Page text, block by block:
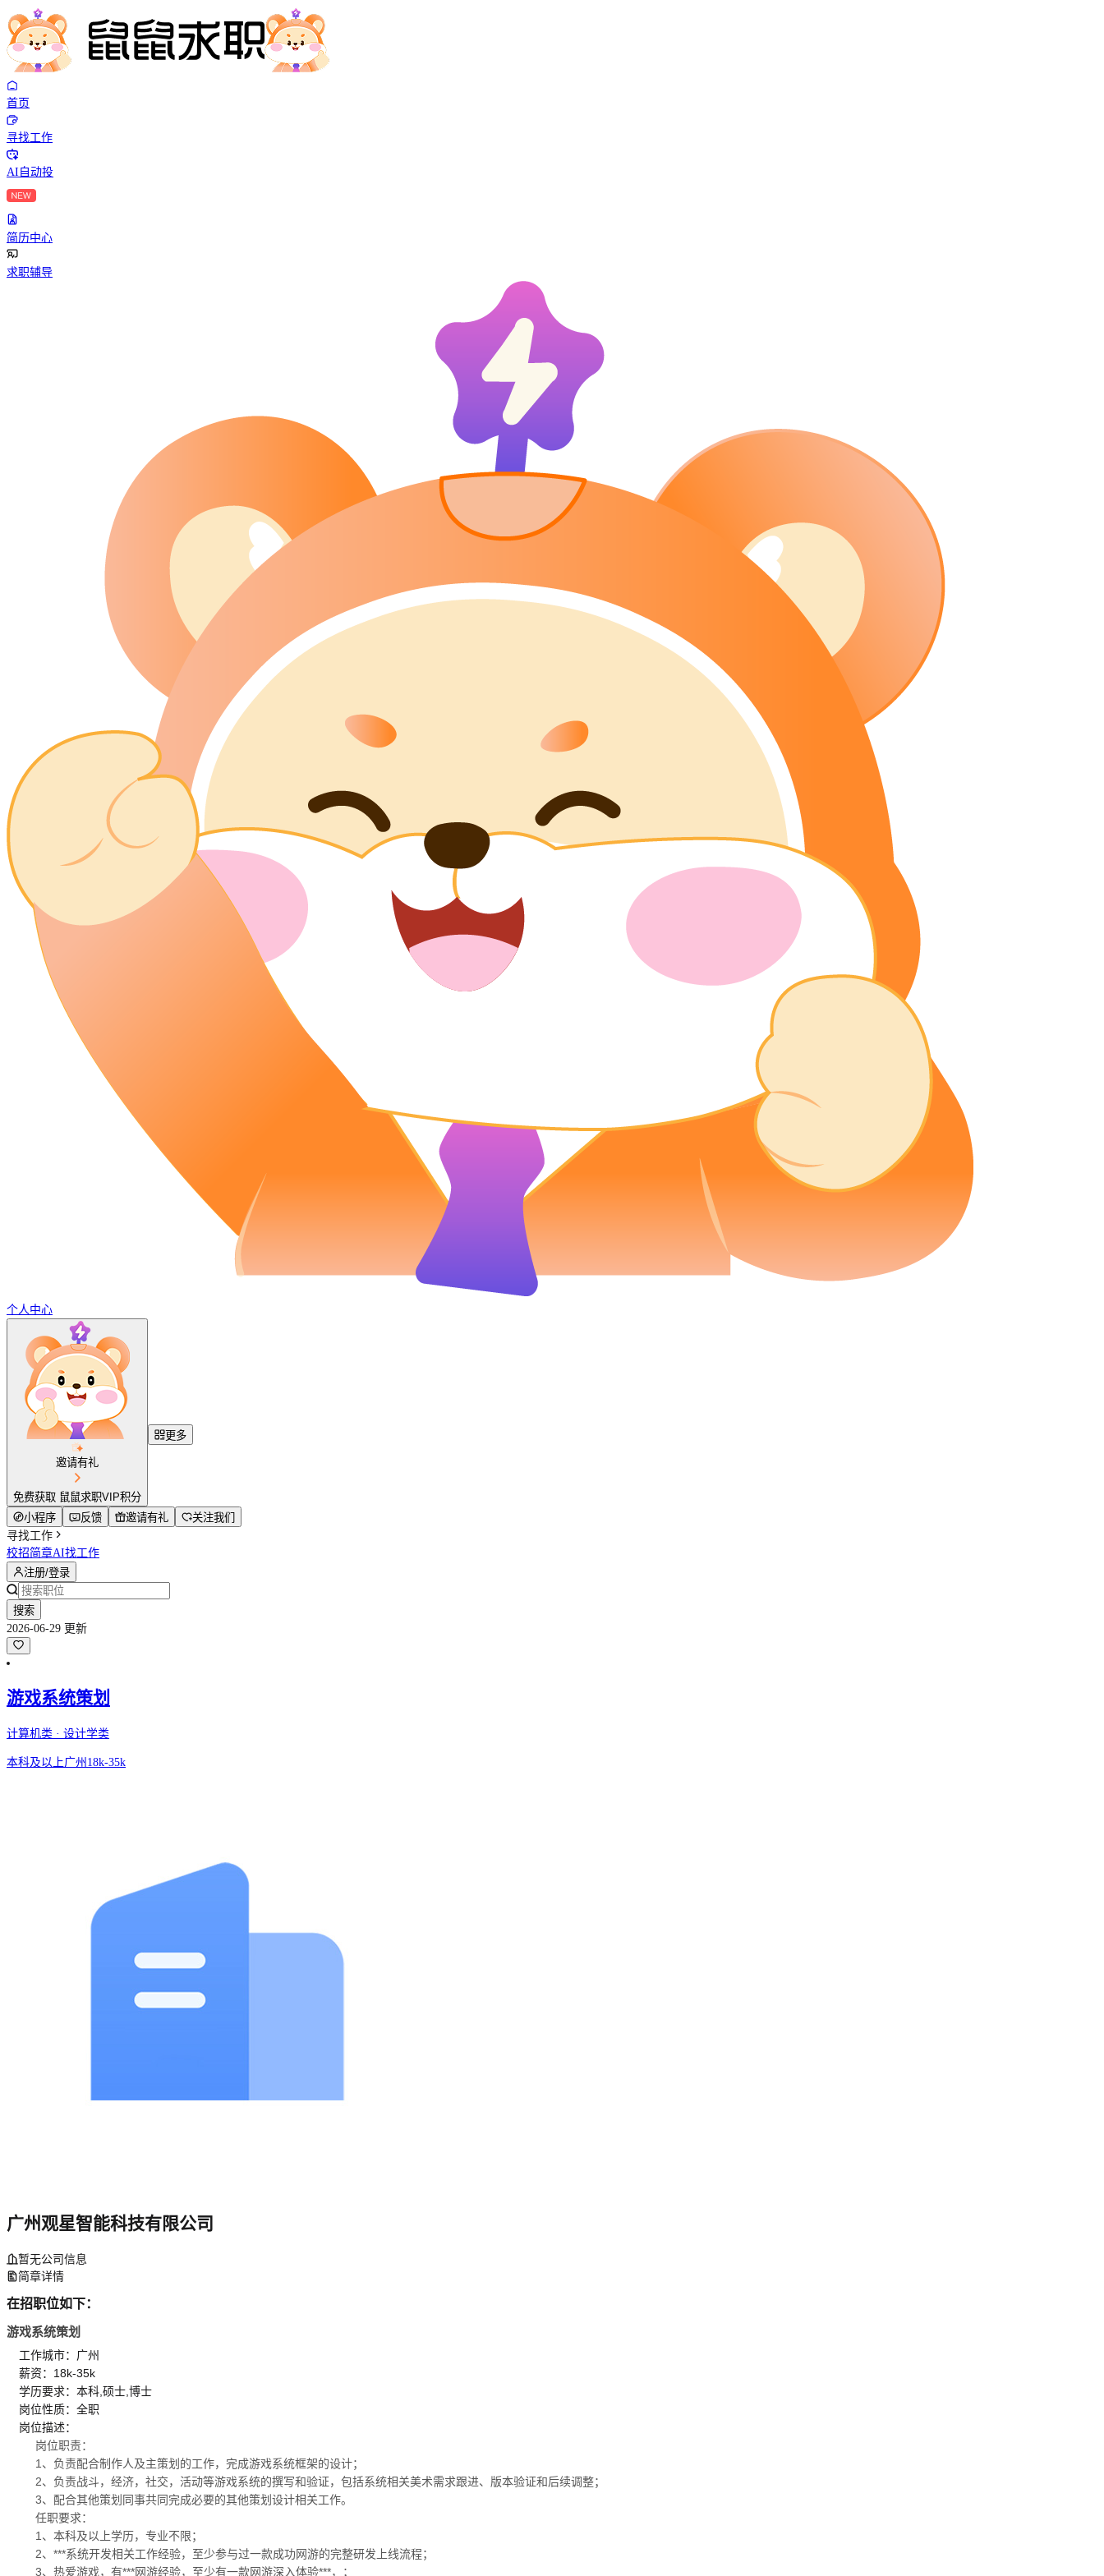
首页
寻找工作
AI自动投
简历中心
求职辅导
个人中心
邀请有礼
免费获取 鼠鼠求职VIP积分
更多
小程序 反馈 邀请有礼
关注我们
寻找工作
校招简章AI找工作
注册/登录
搜索
2026-06-29 更新
游戏系统策划
计算机类 · 设计学类
本科及以上广州 18k-35k
广州观星智能科技有限公司
暂无公司信息
简章详情
在招职位如下：
游戏系统策划
工作城市：广州
薪资：18k-35k
学历要求：本科,硕士,博士
岗位性质：全职
岗位描述：
岗位职责：
1、负责配合制作人及主策划的工作，完成游戏系统框架的设计；
2、负责战斗，经济，社交，活动等游戏系统的撰写和验证，包括系统相关美术需求跟进、版本验证和后续调整；
3、配合其他策划同事共同完成必要的其他策划设计相关工作。
任职要求：
1、本科及以上学历，专业不限；
2、***系统开发相关工作经验，至少参与过一款成功网游的完整研发上线流程；
3、热爱游戏，有***网游经验，至少有一款网游深入体验***，；